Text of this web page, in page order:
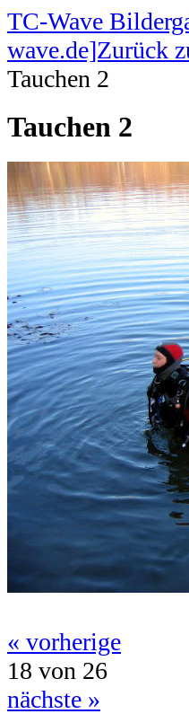
TC-Wave
wave.de]Zurück
Tauchen 2
Tauchen 2
« vorherige
18 von 26
nächste »